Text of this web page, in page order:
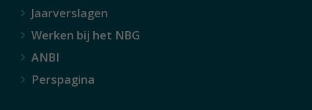
Jaarverslagen
Werken bij het NBG
ANBI
Perspagina